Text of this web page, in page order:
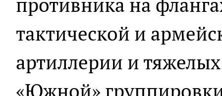
тактической и
артиллерии и
«Южной»